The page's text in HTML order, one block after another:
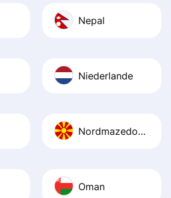
Nepal
Niederlande
Nordmazedonien
Oman